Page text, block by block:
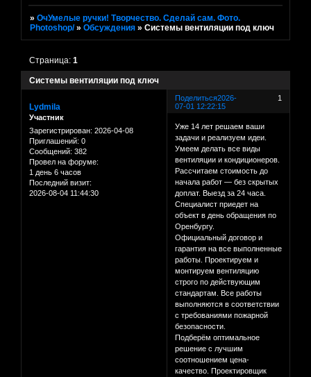
»ОчУмелые ручки! Творчество. Сделай сам. Фото.
Photoshop/ »Обсуждения »Системы вентиляции под ключ
Системы вентиляции под ключ
Страница:1
Поделиться 1
2026-
07-01 12:22:15
Lydmila
Участник
Зарегистрирован: 2026-04-08
Приглашений: 0
Сообщений: 382
Провел на форуме:
1 день 6 часов
Последний визит:
2026-08-04 11:44:30
Уже 14 лет решаем ваши
задачи и реализуем идеи.
Умеем делать все виды
вентиляции и кондиционеров.
Рассчитаем стоимость до
начала работ — без скрытых
доплат. Выезд за 24 часа.
Специалист приедет на
объект в день обращения по
Оренбургу.
Официальный договор и
гарантия на все выполненные
работы. Проектируем и
монтируем вентиляцию
строго по действующим
стандартам. Все работы
выполняются в соответствии
с требованиями пожарной
безопасности.
Подберём оптимальное
решение с лучшим
соотношением цена-
качество. Проектировщик